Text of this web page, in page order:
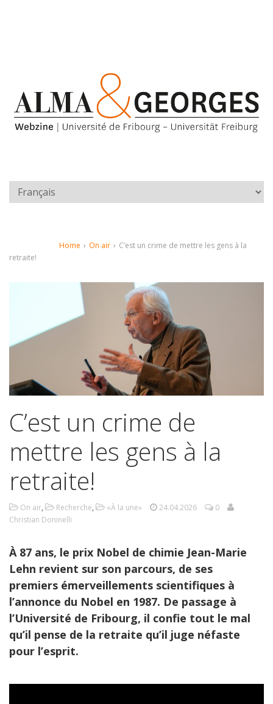
Home › On air › C’est un crime de mettre les gens à la
retraite!
C’est un crime de
mettre les gens à la
retraite!
On air, Recherche, «À la une» 24.04.2026
0
Christian Doninelli
À 87 ans, le prix Nobel de chimie Jean-Marie
Lehn revient sur son parcours, de ses
premiers émerveillements scientifiques à
l’annonce du Nobel en 1987. De passage à
l’Université de Fribourg, il confie tout le mal
qu’il pense de la retraite qu’il juge néfaste
pour l’esprit.